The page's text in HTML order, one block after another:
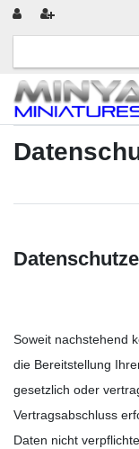
Soweit nachstehend
die Bereitstellung
gesetzlich oder
Vertragsabschluss
Daten nicht